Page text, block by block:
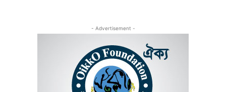
- Advertisement -